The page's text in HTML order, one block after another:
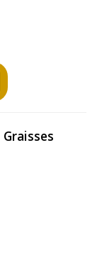
Graisses